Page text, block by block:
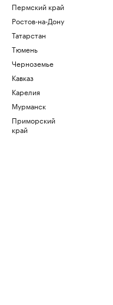
Пермский край
Ростов-на-Дону
Татарстан
Тюмень
Черноземье
Кавказ
Карелия
Мурманск
Приморский
край